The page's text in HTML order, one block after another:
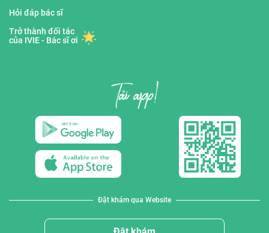
Hỏi đáp bác sĩ
Trở thành đối tác
của IVIE - Bác sĩ ơi
Đặt khám qua Website